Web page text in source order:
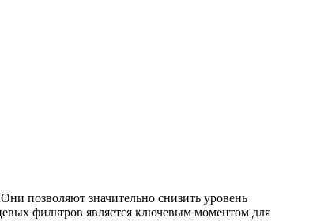
позволяют значительно снизить уровень
фильтров является ключевым моментом для